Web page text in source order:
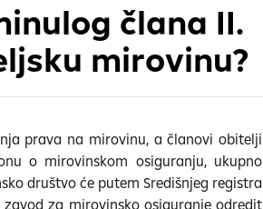
člana II.
mirovinu?
prava na mirovinu, a članovi obitelji
o mirovinskom osiguranju, ukupno
društvo će putem Središnjeg registra
za mirovinsko osiguranje odredit